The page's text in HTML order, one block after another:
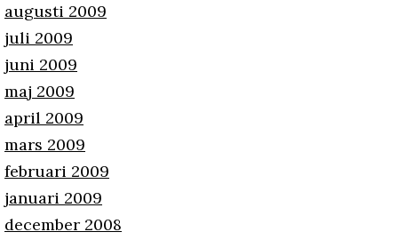
augusti 2009
juli 2009
juni 2009
maj 2009
april 2009
mars 2009
februari 2009
januari 2009
december 2008